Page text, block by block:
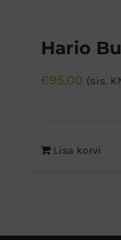
Hario
€95,00 (sis.
Lisa korvi